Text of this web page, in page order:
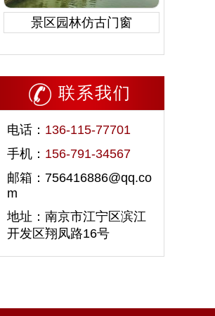
景区园林仿古门窗
联系我们
电话： 136-115-77701
手机： 156-791-34567
邮箱：756416886@qq.co
m
地址：南京市江宁区滨江
开发区翔凤路16号